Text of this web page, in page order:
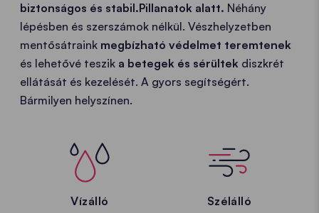
biztonságos és stabil.Pillanatok alatt. Néhány
lépésben és szerszámok nélkül. Vészhelyzetben
mentősátraink megbízható védelmet teremtenek
és lehetővé teszik a betegek és sérültek diszkrét
ellátását és kezelését. A gyors segítségért.
Bármilyen helyszínen.
Vízálló Szélálló